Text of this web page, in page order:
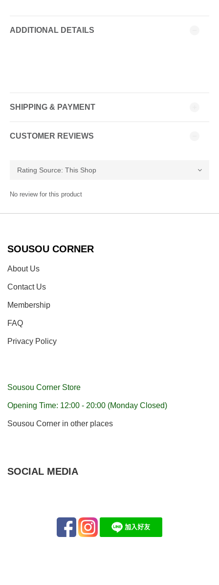
ADDITIONAL DETAILS
SHIPPING & PAYMENT
CUSTOMER REVIEWS
No review for this product
SOUSOU CORNER
About Us
Contact Us
Membership
FAQ
Privacy Policy
Sousou Corner Store
Opening Time: 12:00 - 20:00 (Monday Closed)
Sousou Corner in other places
SOCIAL MEDIA